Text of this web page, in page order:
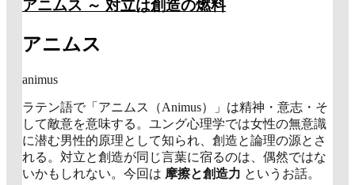
アニムス ～ 対立は創造の燃料
アニムス
animus
ラテン語で「アニムス（Animus）」は精神・意志・そ
して敵意を意味する。ユング心理学では女性の無意識
に潜む男性的原理として知られ、創造と論理の源とさ
れる。対立と創造が同じ言葉に宿るのは、偶然ではな
いかもしれない。今回は 摩擦と創造力 というお話。